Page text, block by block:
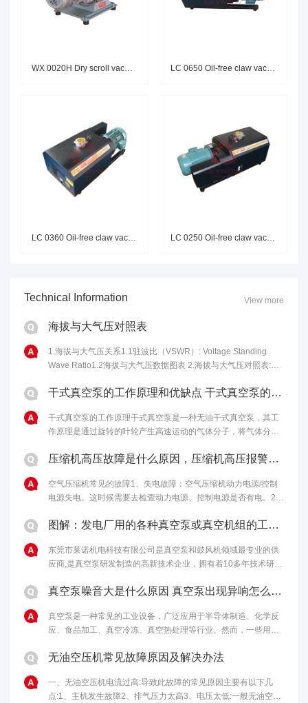
WX 0020H Dry scroll vacuum pum LC 0650 Oil-free claw vacuum p
LC 0360 Oil-free claw vacuum p LC 0250 Oil-free claw vacuum p
Technical Information View more
海拔与大气压对照表
1.海拔与大气压关系1.1驻波比（VSWR）: Voltage Standing
Wave Ratio1.2海拔与大气压数据图表 2.海拔与大气压对照表:海
干式真空泵的工作原理和优缺点 干式真空泵的性能特点
干式真空泵的工作原理干式真空泵是一种无油干式真空泵，其工
作原理是通过旋转的叶轮产生高速运动的气体分子，将气体分子
排气的目的。干式真空泵的优点包括......
压缩机高压故障是什么原因，压缩机高压报警原因和解决办法
空气压缩机常见的故障1、失电故障：空气压缩机动力电源/控制
电源失电。这时候需要去检查动力电源、控制电源是否有电。2、
够充分，电机本身或轴承有问题......
图解：发电厂用的各种真空泵或真空机组的工作原理
东莞市莱诺机电科技有限公司是真空泵和鼓风机领域最专业的供
应商,是真空泵研发制造的高新技术企业，拥有着10多年技术研发
112-722。...
真空泵噪音大是什么原因 真空泵出现异响怎么处理
真空泵是一种常见的工业设备，广泛应用于半导体制造、化学反
应、食品加工、真空冷冻、真空热处理等行业。然而，一些用户
将从噪音和异响两个方面探讨真空泵......
无油空压机常见故障原因及解决办法
一、无油空压机电流过高:导致此故障的常见原因主要有以下几
点:1、主机发生故障2、排气压力太高3、电压太低:一般无油空压